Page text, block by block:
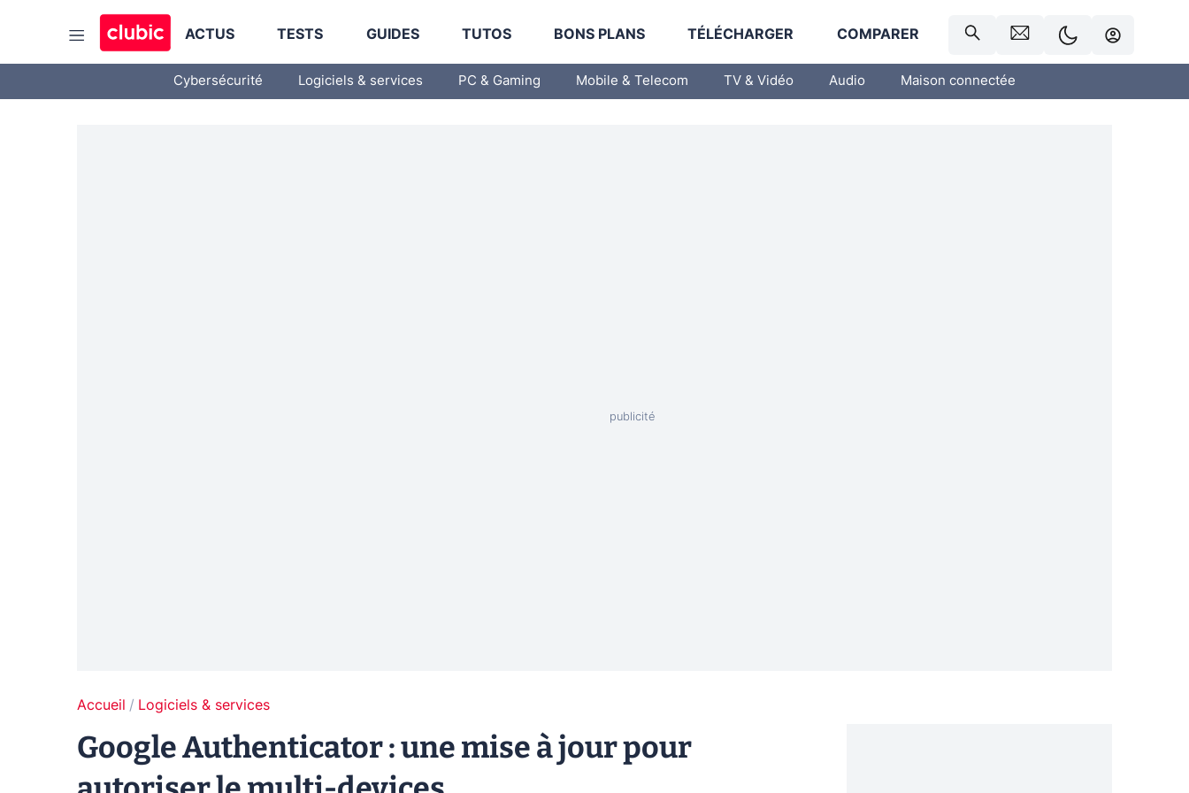
ACTUS TESTS GUIDES TUTOS BONS PLANS TÉLÉCHARGER COMPARER
Cybersécurité Logiciels & services PC & Gaming Mobile & Telecom TV & Vidéo Audio Maison connectée
Accueil Logiciels & services
Google Authenticator : une mise à jour pour